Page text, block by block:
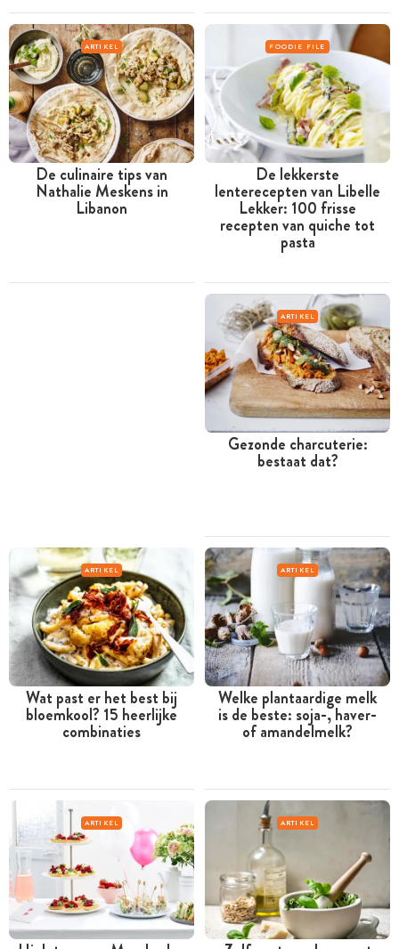
ARTIKEL
De culinaire tips van
Nathalie Meskens in
Libanon
FOODIE FILE
De lekkerste
lenterecepten van Libelle
Lekker: 100 frisse
recepten van quiche tot
pasta
ARTIKEL
Gezonde charcuterie:
bestaat dat?
ARTIKEL
Wat past er het best bij
bloemkool? 15 heerlijke
combinaties
ARTIKEL
Welke plantaardige melk
is de beste: soja-, haver-
of amandelmelk?
ARTIKEL ARTIKEL